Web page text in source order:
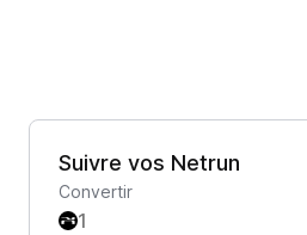
Suivre vos Netrun
Convertir